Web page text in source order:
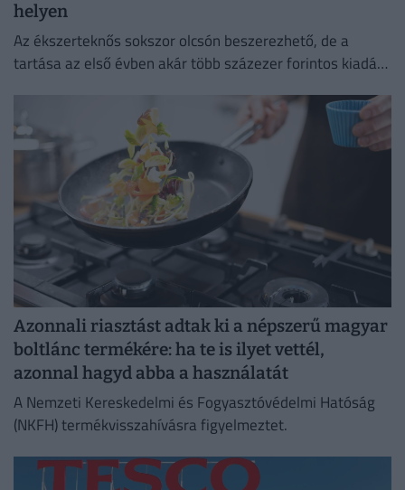
helyen
Az ékszerteknős sokszor olcsón beszerezhető, de a
tartása az első évben akár több százezer forintos kiadás
Azonnali riasztást adtak ki a népszerű magyar
boltlánc termékére: ha te is ilyet vettél,
azonnal hagyd abba a használatát
A Nemzeti Kereskedelmi és Fogyasztóvédelmi Hatóság
(NKFH) termékvisszahívásra figyelmeztet.